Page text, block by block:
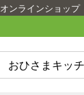
ンラインショップ